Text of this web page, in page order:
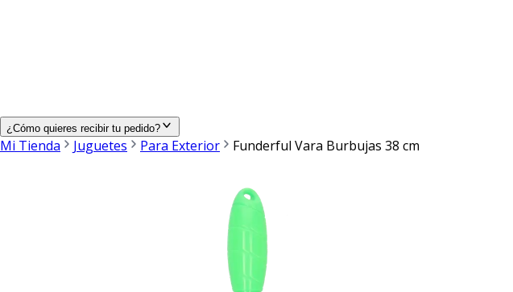
¿Cómo quieres recibir tu pedido?
Mi Tienda Juguetes Para Exterior Funderful Vara Burbujas 38 cm